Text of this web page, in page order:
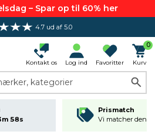
– Spar op til 60% her
4.7 ud af 5.0
Kontakt os Log ind Favoritter
0
Kurv
kategorier
58s
Prismatch
Vi matcher den